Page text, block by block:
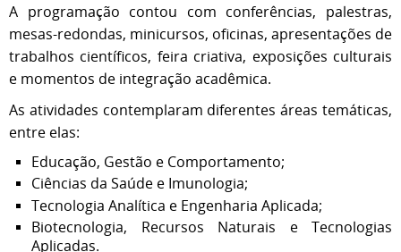
A programação contou com conferências, palestras,
mesas-redondas, minicursos, oficinas, apresentações de
trabalhos científicos, feira criativa, exposições culturais
e momentos de integração acadêmica.
As atividades contemplaram diferentes áreas temáticas,
entre elas:
Educação, Gestão e Comportamento;
Ciências da Saúde e Imunologia;
Tecnologia Analítica e Engenharia Aplicada;
Biotecnologia, Recursos Naturais e Tecnologias
Aplicadas.